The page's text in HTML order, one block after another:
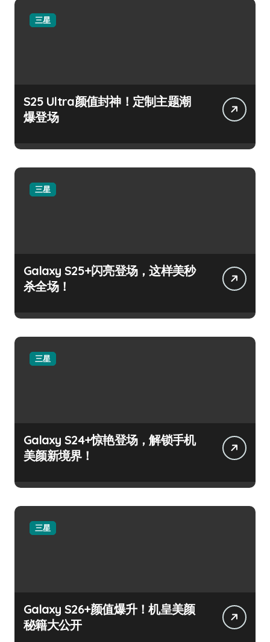
三星
S25 Ultra颜值封神！定制主题潮
爆登场
三星
Galaxy S25+闪亮登场，这样美秒
杀全场！
三星
Galaxy S24+惊艳登场，解锁手机
美颜新境界！
三星
Galaxy S26+颜值爆升！机皇美颜
秘籍大公开